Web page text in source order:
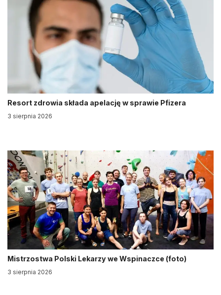
Resort zdrowia składa apelację w sprawie Pfizera
3 sierpnia 2026
Mistrzostwa Polski Lekarzy we Wspinaczce (foto)
3 sierpnia 2026